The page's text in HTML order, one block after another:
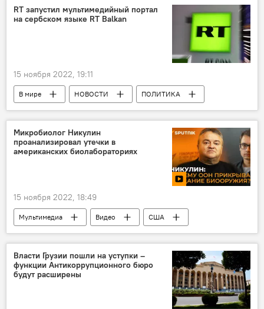
Инвестиции Бизнес-ассоциация Грузии
RT запустил мультимедийный портал
на сербском языке RT Balkan
15 ноября 2022, 19:11
В мире НОВОСТИ
ПОЛИТИКА
Маргарита Симоньян
RT
Микробиолог Никулин
проанализировал утечки в
американских биолабораториях
15 ноября 2022, 18:49
Мультимедиа Видео США
Власти Грузии пошли на уступки –
функции Антикоррупционного бюро
будут расширены